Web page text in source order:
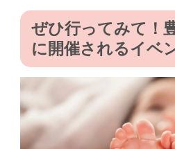
ぜひ行ってみて！
に開催されるイベ